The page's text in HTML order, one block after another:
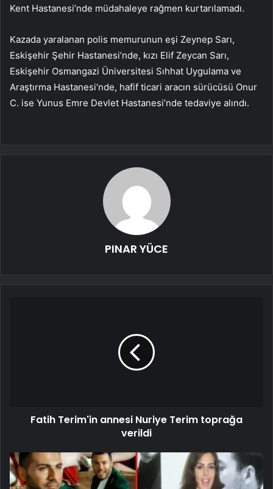
Kent Hastanesi’nde müdahaleye rağmen kurtarılamadı.
Kazada yaralanan polis memurunun eşi Zeynep Sarı,
Eskişehir Şehir Hastanesi’nde, kızı Elif Zeycan Sarı,
Eskişehir Osmangazi Üniversitesi Sıhhat Uygulama ve
Araştırma Hastanesi’nde, hafif ticari aracın sürücüsü Onur
C. ise Yunus Emre Devlet Hastanesi’nde tedaviye alındı.
PINAR YÜCE
Fatih Terim'in annesi Nuriye Terim toprağa
verildi